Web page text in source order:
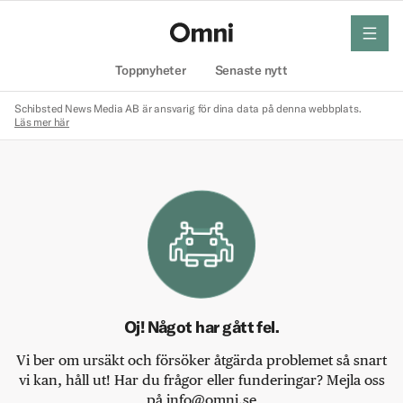
Toppnyheter Senaste nytt
meny
Schibsted News Media AB är ansvarig för dina data på denna webbplats.
Läs mer här
Oj! Något har gått fel.
Vi ber om ursäkt och försöker åtgärda problemet så snart
vi kan, håll ut! Har du frågor eller funderingar? Mejla oss